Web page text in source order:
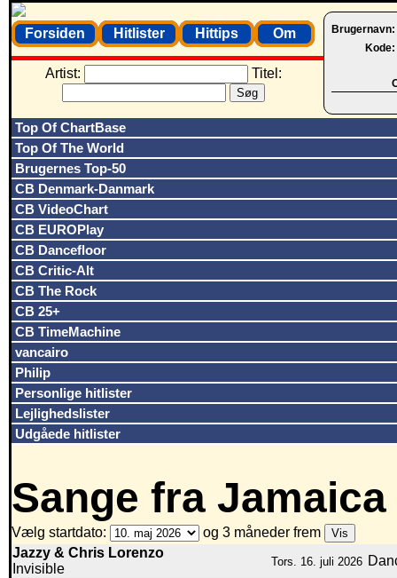
Brugernavn:
Kode:
Forsiden Hitlister Hittips Om
Artist: Titel:
Top Of ChartBase
Top Of The World
Brugernes Top-50
CB Denmark-Danmark
CB VideoChart
CB EUROPlay
CB Dancefloor
CB Critic-Alt
CB The Rock
CB 25+
CB TimeMachine
vancairo
Philip
Personlige hitlister
Lejlighedslister
Udgåede hitlister
Sange fra Jamaica
Vælg startdato:
og 3 måneder frem
Jazzy & Chris Lorenzo
Invisible
Tors. 16. juli 2026